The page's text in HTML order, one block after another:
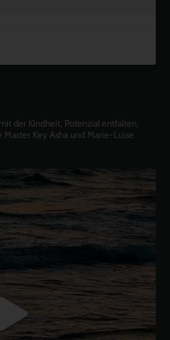
der Kindheit, Potenzial entfalten,
Master Key Asha und Marie-Luise